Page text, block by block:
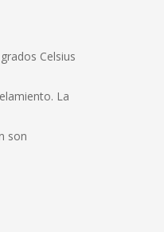
Celsius
La
son